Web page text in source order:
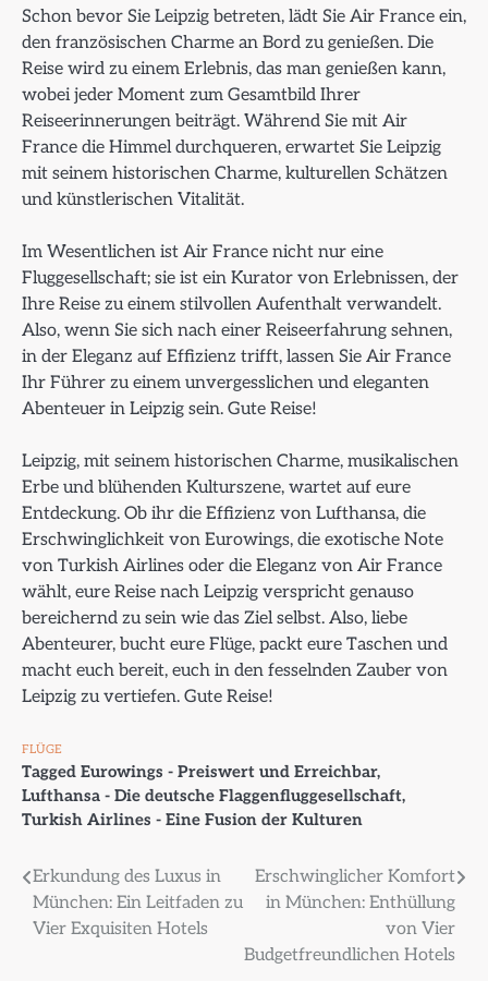
Schon bevor Sie Leipzig betreten, lädt Sie Air France ein,
den französischen Charme an Bord zu genießen. Die
Reise wird zu einem Erlebnis, das man genießen kann,
wobei jeder Moment zum Gesamtbild Ihrer
Reiseerinnerungen beiträgt. Während Sie mit Air
France die Himmel durchqueren, erwartet Sie Leipzig
mit seinem historischen Charme, kulturellen Schätzen
und künstlerischen Vitalität.
Im Wesentlichen ist Air France nicht nur eine
Fluggesellschaft; sie ist ein Kurator von Erlebnissen, der
Ihre Reise zu einem stilvollen Aufenthalt verwandelt.
Also, wenn Sie sich nach einer Reiseerfahrung sehnen,
in der Eleganz auf Effizienz trifft, lassen Sie Air France
Ihr Führer zu einem unvergesslichen und eleganten
Abenteuer in Leipzig sein. Gute Reise!
Leipzig, mit seinem historischen Charme, musikalischen
Erbe und blühenden Kulturszene, wartet auf eure
Entdeckung. Ob ihr die Effizienz von Lufthansa, die
Erschwinglichkeit von Eurowings, die exotische Note
von Turkish Airlines oder die Eleganz von Air France
wählt, eure Reise nach Leipzig verspricht genauso
bereichernd zu sein wie das Ziel selbst. Also, liebe
Abenteurer, bucht eure Flüge, packt eure Taschen und
macht euch bereit, euch in den fesselnden Zauber von
Leipzig zu vertiefen. Gute Reise!
FLÜGE
Tagged Eurowings - Preiswert und Erreichbar,
Lufthansa - Die deutsche Flaggenfluggesellschaft,
Turkish Airlines - Eine Fusion der Kulturen
Beitragsnavigation
Erkundung des Luxus in
München: Ein Leitfaden zu
Vier Exquisiten Hotels
Erschwinglicher Komfort
in München: Enthüllung
von Vier
Budgetfreundlichen Hotels